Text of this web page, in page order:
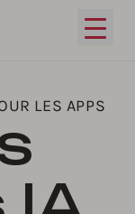
LES APPS